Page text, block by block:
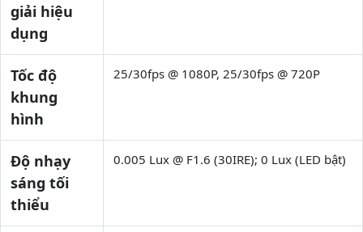
giải hiệu
dụng
Tốc độ
khung
hình
25/30fps @ 1080P, 25/30fps @ 720P
Độ nhạy
sáng tối
thiểu
0.005 Lux @ F1.6 (30IRE); 0 Lux (LED bật)